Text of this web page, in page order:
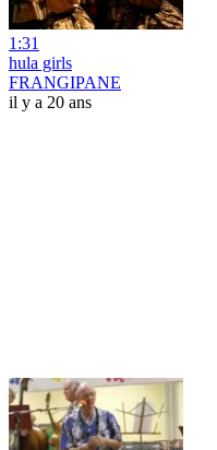
1:31
hula girls
FRANGIPANE
il y a 20 ans